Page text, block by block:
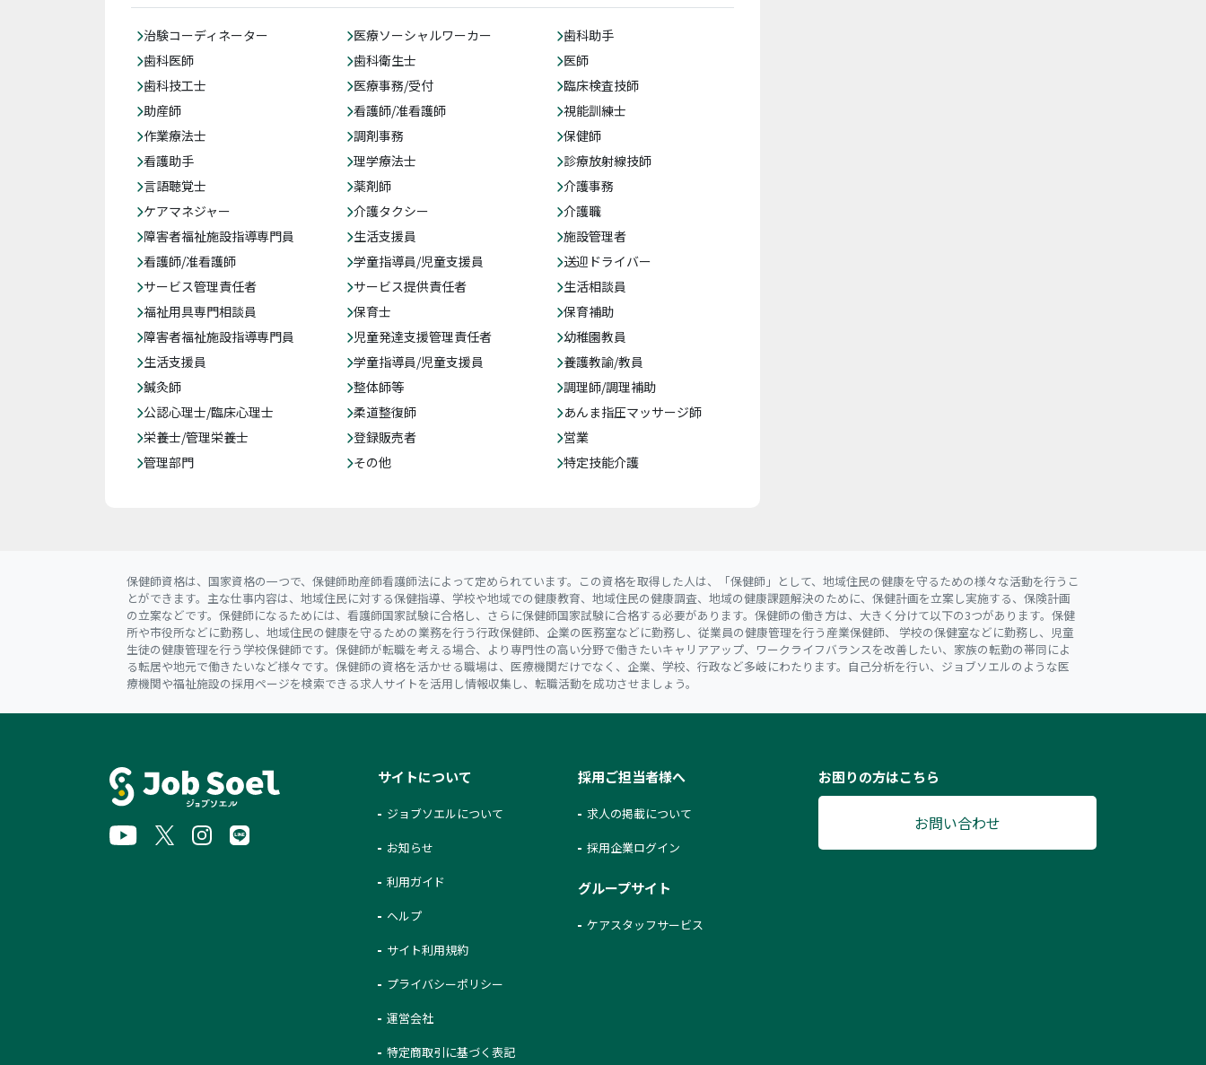
治験コーディネーター 医療ソーシャルワーカー
歯科助手
歯科医師
歯科衛生士
医師
歯科技工士
医療事務/受付
臨床検査技師
助産師
看護師/准看護師
視能訓練士
作業療法士
調剤事務
保健師
看護助手
理学療法士
診療放射線技師
言語聴覚士
薬剤師
介護事務
ケアマネジャー
介護タクシー
介護職
障害者福祉施設指導専門員
生活支援員
施設管理者
看護師/准看護師
学童指導員/児童支援員
送迎ドライバー
サービス管理責任者
サービス提供責任者
生活相談員
福祉用具専門相談員
保育士
保育補助
障害者福祉施設指導専門員
児童発達支援管理責任者
幼稚園教員
生活支援員
学童指導員/児童支援員
養護教諭/教員
鍼灸師
整体師等
調理師/調理補助
公認心理士/臨床心理士
柔道整復師
あんま指圧マッサージ師
栄養士/管理栄養士
登録販売者
営業
管理部門
その他 特定技能介護
保健師資格は、国家資格の一つで、保健師助産師看護師法によって定められています。この資格を取得した人は、「保健師」として、地域住民の健康を守るための様々な活動を行うこ
とができます。主な仕事内容は、地域住民に対する保健指導、学校や地域での健康教育、地域住民の健康調査、地域の健康課題解決のために、保健計画を立案し実施する、保険計画
の立案などです。保健師になるためには、看護師国家試験に合格し、さらに保健師国家試験に合格する必要があります。保健師の働き方は、大きく分けて以下の3つがあります。保健
所や市役所などに勤務し、地域住民の健康を守るための業務を行う行政保健師、企業の医務室などに勤務し、従業員の健康管理を行う産業保健師、 学校の保健室などに勤務し、児童
生徒の健康管理を行う学校保健師です。保健師が転職を考える場合、より専門性の高い分野で働きたいキャリアアップ、ワークライフバランスを改善したい、家族の転勤の帯同によ
る転居や地元で働きたいなど様々です。保健師の資格を活かせる職場は、医療機関だけでなく、企業、学校、行政など多岐にわたります。自己分析を行い、ジョブソエルのような医
療機関や福祉施設の採用ページを検索できる求人サイトを活用し情報収集し、転職活動を成功させましょう。
サイトについて
ジョブソエルについて
お知らせ
利用ガイド
ヘルプ
サイト利用規約
プライバシーポリシー
運営会社
特定商取引に基づく表記
採用ご担当者様へ
求人の掲載について
採用企業ログイン
グループサイト
ケアスタッフサービス
お困りの方はこちら
お問い合わせ